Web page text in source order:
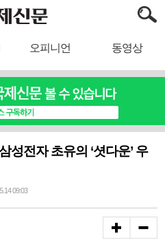
오피니언 동영상
전자 초유의 ‘셧다운’ 우
09:03